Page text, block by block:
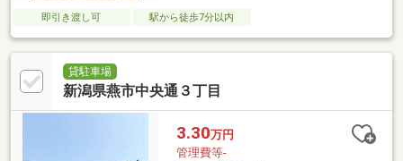
即引き渡し可 駅から徒歩7分以内
貸駐車場
新潟県燕市中央通３丁目
3.30万円
管理費等-